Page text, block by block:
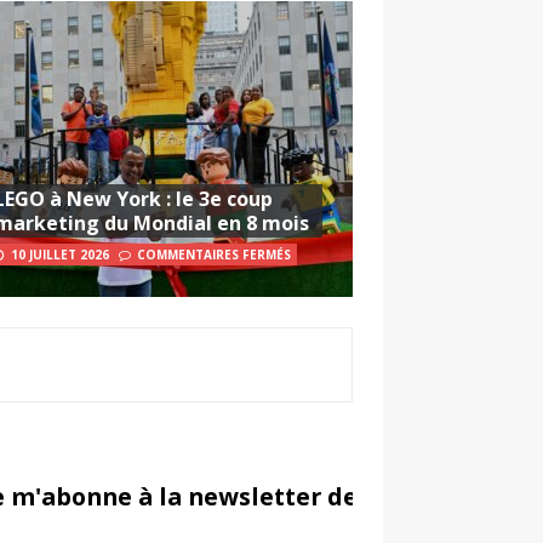
à New York : le 3e coup
du Mondial en 8 mois
10 JUILLET 2026 COMMENTAIRES FERMÉS
m'abonne à la newsletter de